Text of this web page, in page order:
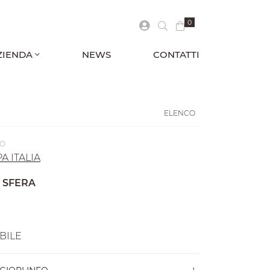
NEWS CONTATTI
0
ELENCO
ITALIA